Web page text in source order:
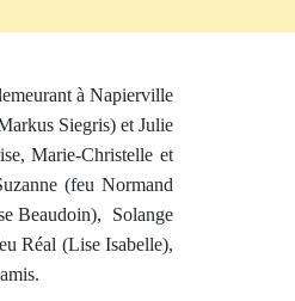
à Napierville
Siegris) et Julie
Marie-Christelle et
(feu Normand
Beaudoin),
Solange
Réal (Lise Isabelle),